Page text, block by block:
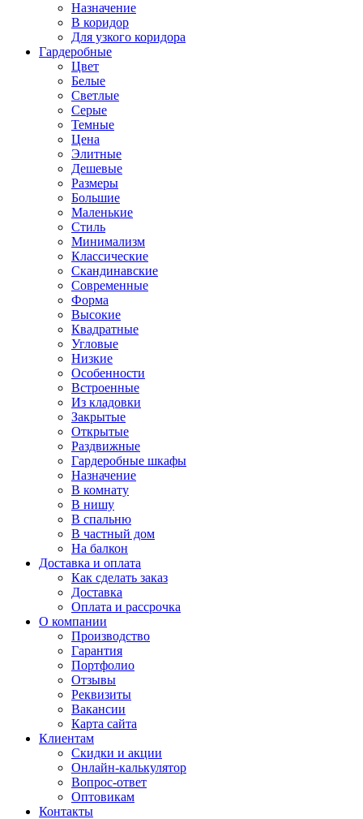
Назначение
В коридор
Для узкого коридора
Гардеробные
Цвет
Белые
Светлые
Серые
Темные
Цена
Элитные
Дешевые
Размеры
Большие
Маленькие
Стиль
Минимализм
Классические
Скандинавские
Современные
Форма
Высокие
Квадратные
Угловые
Низкие
Особенности
Встроенные
Из кладовки
Закрытые
Открытые
Раздвижные
Гардеробные шкафы
Назначение
В комнату
В нишу
В спальню
В частный дом
На балкон
Доставка и оплата
Как сделать заказ
Доставка
Оплата и рассрочка
О компании
Производство
Гарантия
Портфолио
Отзывы
Реквизиты
Вакансии
Карта сайта
Клиентам
Скидки и акции
Онлайн-калькулятор
Вопрос-ответ
Оптовикам
Контакты